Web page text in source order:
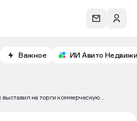
Важное ИИ Авито
выставил на торги коммерческую